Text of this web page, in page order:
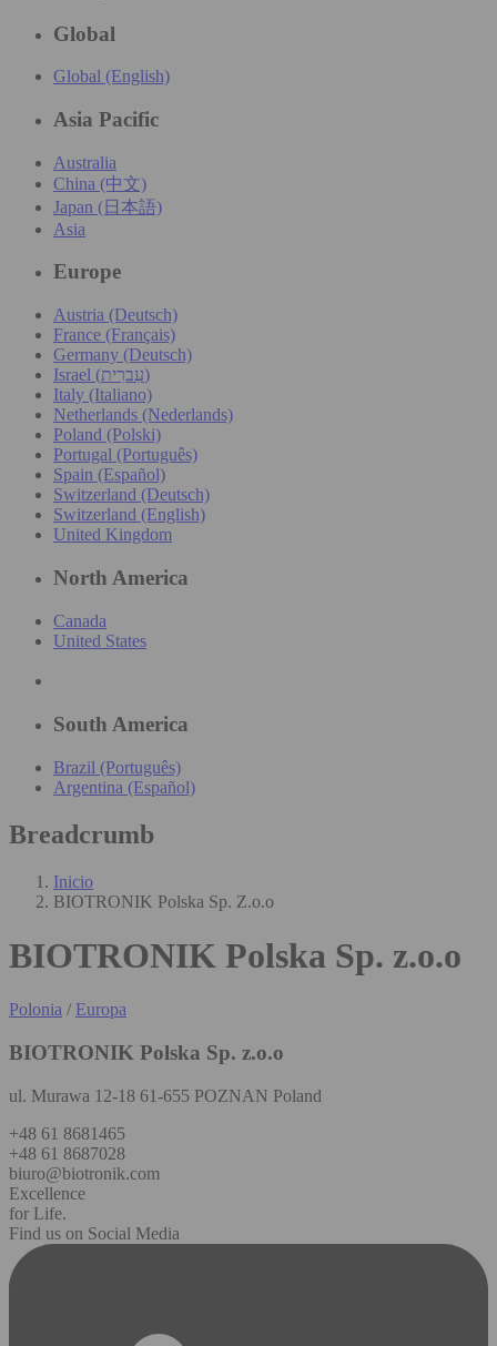
Global
Global (English)
Asia Pacific
Australia
China (中文)
Japan (日本語)
Asia
Europe
Austria (Deutsch)
France (Français)
Germany (Deutsch)
Israel (עִברִית)
Italy (Italiano)
Netherlands (Nederlands)
Poland (Polski)
Portugal (Português)
Spain (Español)
Switzerland (Deutsch)
Switzerland (English)
United Kingdom
North America
Canada
United States
South America
Brazil (Português)
Argentina (Español)
Breadcrumb
Inicio
BIOTRONIK Polska Sp. Z.o.o
BIOTRONIK Polska Sp. z.o.o
Polonia / Europa
BIOTRONIK Polska Sp. z.o.o
ul. Murawa 12-18 61-655 POZNAN Poland
+48 61 8681465
+48 61 8687028
biuro@biotronik.com
Excellence
for Life.
Find us on Social Media